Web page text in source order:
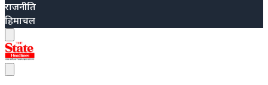
राजनीति
हिमाचल